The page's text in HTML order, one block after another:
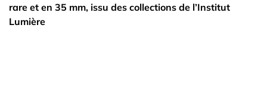
rare et en 35 mm, issu des collections de l’Institut
Lumière